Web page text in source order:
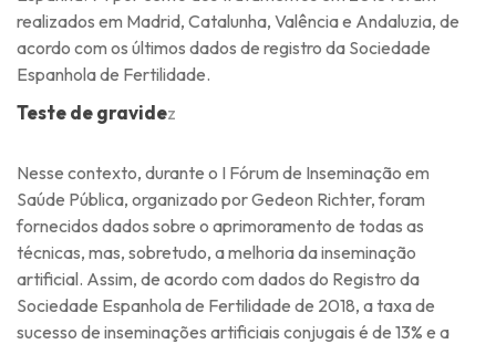
realizados em Madrid, Catalunha, Valência e Andaluzia, de
acordo com os últimos dados de registro da Sociedade
Espanhola de Fertilidade.
Teste de gravidez
Nesse contexto, durante o I Fórum de Inseminação em
Saúde Pública, organizado por Gedeon Richter, foram
fornecidos dados sobre o aprimoramento de todas as
técnicas, mas, sobretudo, a melhoria da inseminação
artificial. Assim, de acordo com dados do Registro da
Sociedade Espanhola de Fertilidade de 2018, a taxa de
sucesso de inseminações artificiais conjugais é de 13% e a